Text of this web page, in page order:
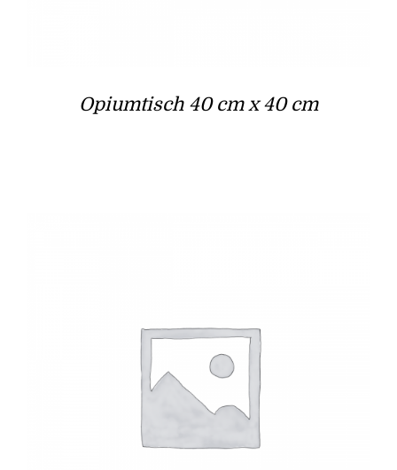
Opiumtisch 40 cm x 40 cm